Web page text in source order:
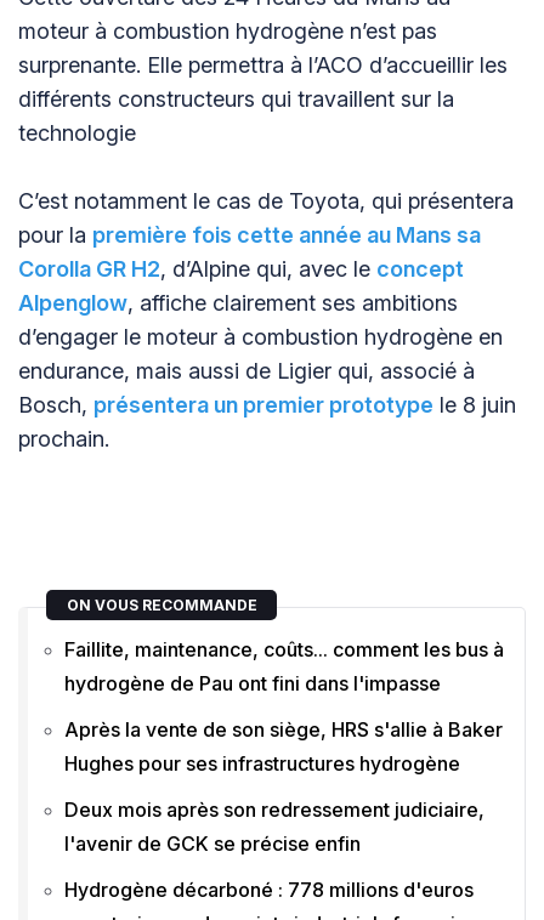
moteur à combustion hydrogène n’est pas
surprenante. Elle permettra à l’ACO d’accueillir les
différents constructeurs qui travaillent sur la
technologie
C’est notamment le cas de Toyota, qui présentera
pour la première fois cette année au Mans sa
Corolla GR H2, d’Alpine qui, avec le concept
Alpenglow, affiche clairement ses ambitions
d’engager le moteur à combustion hydrogène en
endurance, mais aussi de Ligier qui, associé à
Bosch, présentera un premier prototype le 8 juin
prochain.
ON VOUS RECOMMANDE
Faillite, maintenance, coûts... comment les bus à
hydrogène de Pau ont fini dans l'impasse
Après la vente de son siège, HRS s'allie à Baker
Hughes pour ses infrastructures hydrogène
Deux mois après son redressement judiciaire,
l'avenir de GCK se précise enfin
Hydrogène décarboné : 778 millions d'euros